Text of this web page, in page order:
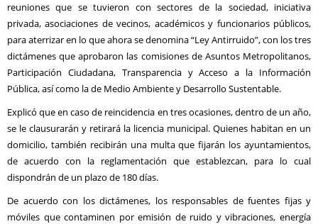
reuniones que se tuvieron con sectores de la sociedad, iniciativa
privada, asociaciones de vecinos, académicos y funcionarios públicos,
para aterrizar en lo que ahora se denomina “Ley Antirruido”, con los tres
dictámenes que aprobaron las comisiones de Asuntos Metropolitanos,
Participación Ciudadana, Transparencia y Acceso a la Información
Pública, así como la de Medio Ambiente y Desarrollo Sustentable.
Explicó que en caso de reincidencia en tres ocasiones, dentro de un año,
se le clausurarán y retirará la licencia municipal. Quienes habitan en un
domicilio, también recibirán una multa que fijarán los ayuntamientos,
de acuerdo con la reglamentación que establezcan, para lo cual
dispondrán de un plazo de 180 días.
De acuerdo con los dictámenes, los responsables de fuentes fijas y
móviles que contaminen por emisión de ruido y vibraciones, energía